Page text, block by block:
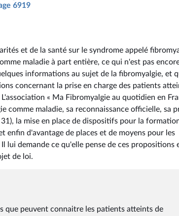
6919
et de la santé sur le syndrome appelé
maladie à part entière, ce qui n'est pas
informations au sujet de la fibromyalgie, et
concernant la prise en charge des patients
« Ma Fibromyalgie au quotidien en
comme maladie, sa reconnaissance officielle, sa
la mise en place de dispositifs pour la
enfin d'avantage de places et de moyens pour les
lui demande ce qu'elle pense de ces propositions
de loi.
que peuvent connaitre les patients atteints de